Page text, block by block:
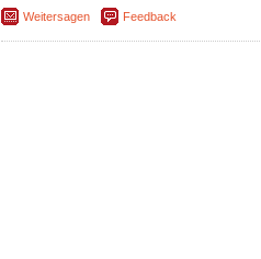
Weitersagen Feedback